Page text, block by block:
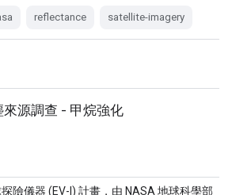
reflectance satellite-imagery
源調查 - 甲烷強化
險儀器 (EV-I) 計畫，由 NASA 地球科學部